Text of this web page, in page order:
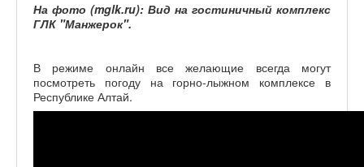
На фото (mglk.ru): Вид на гостиничный комплекс
ГЛК "Манжерок".
В режиме онлайн все желающие всегда могут
посмотреть погоду на горно-лыжном комплексе в
Республике Алтай.